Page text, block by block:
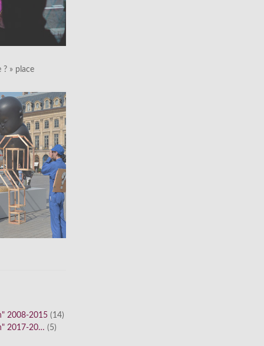
? » place
2008-2015 (14)
2017-20… (5)